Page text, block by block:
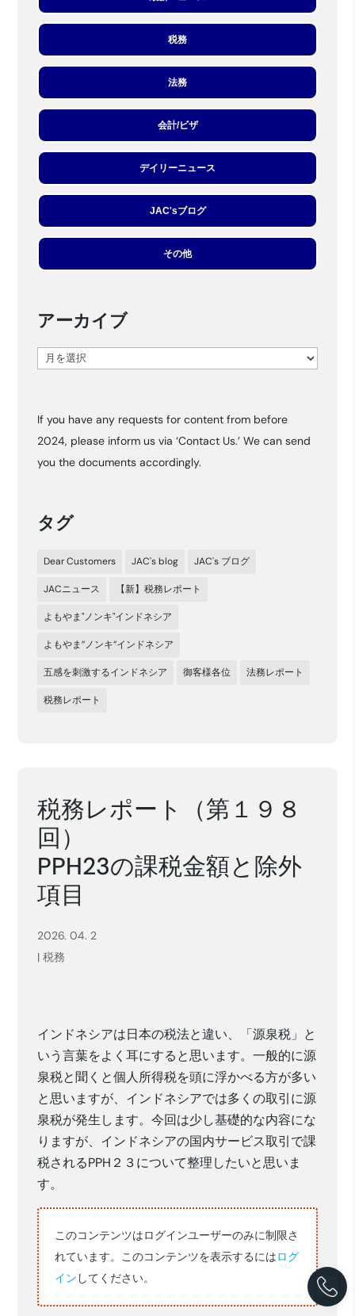
税務
法務
会計/ビザ
デイリーニュース
JAC'sブログ
その他
アーカイブ
ア
イ
ブ
If you have any requests for content from before
2024, please inform us via ‘Contact Us.’ We can send
you the documents accordingly.
タグ
Dear Customers JAC's blog JAC's ブログ
JACニュース 【新】税務レポート
よもやま"ノンキ"インドネシア
よもやま”ノンキ”インドネシア
五感を刺激するインドネシア 御客様各位 法務レポート
税務レポート
税務レポート（第１９８
回）
PPH23の課税金額と除外
項目
2026. 04. 2
|税務
インドネシアは日本の税法と違い、「源泉税」と
いう言葉をよく耳にすると思います。一般的に源
泉税と聞くと個人所得税を頭に浮かべる方が多い
と思いますが、インドネシアでは多くの取引に源
泉税が発生します。今回は少し基礎的な内容にな
りますが、インドネシアの国内サービス取引で課
税されるPPH２３について整理したいと思いま
す。
このコンテンツはログインユーザーのみに制限さ
れています。このコンテンツを表示するにはログ
イン してください。